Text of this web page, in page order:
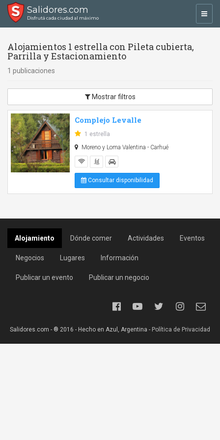
Salidores.com
Disfrutá cada ciudad al máximo
Alojamientos 1 estrella con Pileta cubierta,
Parrilla y Estacionamiento
1 publicaciones
Mostrar filtros
Complejo Levalle
1 estrella
Moreno y Loma Valentina - Carhué
Consultar disponibilidad
Alojamiento Dónde comer Actividades Eventos
Negocios Lugares Información
Publicar un evento Publicar un negocio
Salidores.com - ® 2016 - Hecho en Azul, Argentina - Política de Privacidad